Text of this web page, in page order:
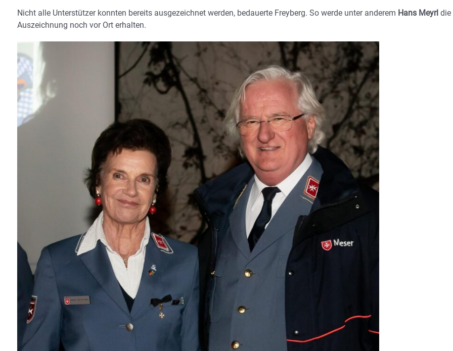
Nicht alle Unterstützer konnten bereits ausgezeichnet werden, bedauerte Freyberg. So werde unter anderem Hans Meyrl die
Auszeichnung noch vor Ort erhalten.